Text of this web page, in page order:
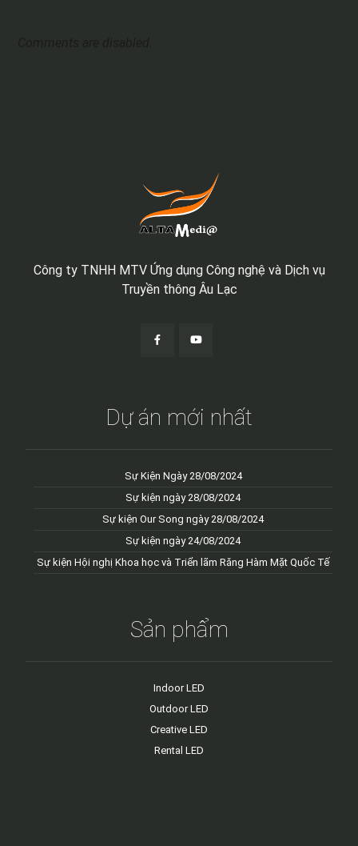
Công ty TNHH MTV Ứng dụng Công nghệ và Dịch vụ
Truyền thông Âu Lạc
Dự án mới nhất
Sự Kiện Ngày 28/08/2024
Sự kiện ngày 28/08/2024
Sự kiện Our Song ngày 28/08/2024
Sự kiện ngày 24/08/2024
Sự kiện Hội nghị Khoa học và Triển lãm Răng Hàm Mặt Quốc Tế
Sản phẩm
Indoor LED
Outdoor LED
Creative LED
Rental LED